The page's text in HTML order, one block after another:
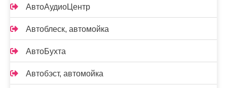
АвтоАудиоЦентр
Автоблеск, автомойка
АвтоБухта
Автобэст, автомойка